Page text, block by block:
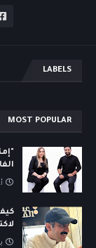
LABELS
MOST POPULAR